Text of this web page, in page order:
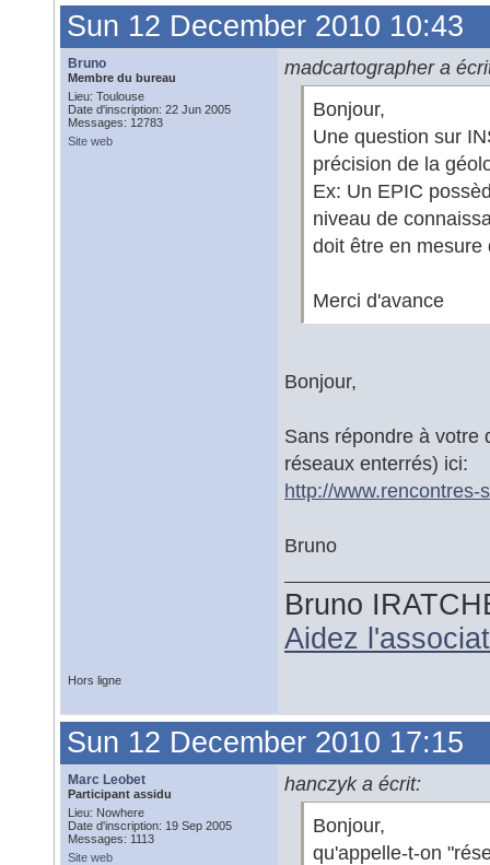
Sun 12 December 2010 10:43
Bruno
Membre du bureau
Lieu: Toulouse
Date d'inscription: 22 Jun 2005
Messages: 12783
Site web
madcartographer a
Bonjour,
Une question sur
précision de la
Ex: Un EPIC
niveau de
doit être en
Merci d'avance
Bonjour,
Sans répondre à votre
réseaux enterrés) ici:
http://
Bruno
Bruno
Aidez
Hors ligne
Sun 12 December 2010 17:15
Marc Leobet
Participant assidu
Lieu: Nowhere
Date d'inscription: 19 Sep 2005
Messages: 1113
Site web
hanczyk a écrit:
Bonjour,
qu'appelle-t-on